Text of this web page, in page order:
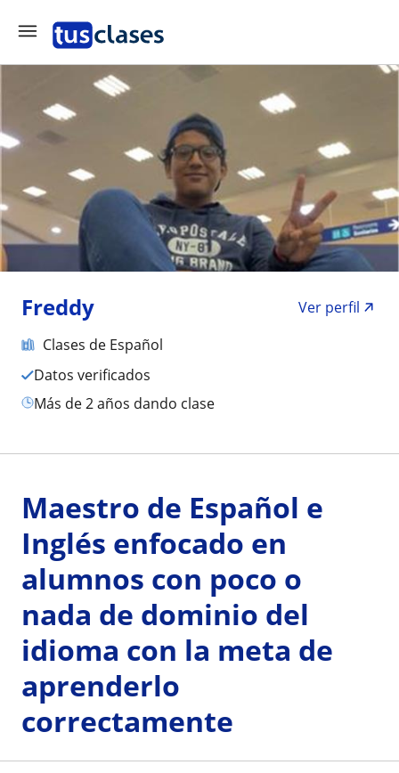
Freddy
Ver perfil
Clases de Español
Datos verificados
más de 2 años dando clase
Maestro de Español e
Inglés enfocado en
alumnos con poco o
nada de dominio del
idioma con la meta de
aprenderlo
correctamente